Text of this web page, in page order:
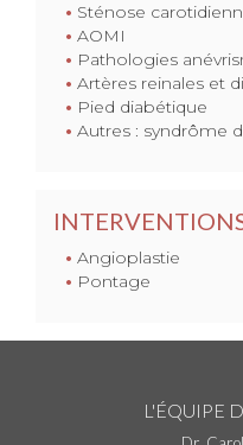
Sténose
AOMI
Pathologies
Artères reinales et
Pied diabétique
Autres : syndrôme
Angioplastie
Pontage
L'ÉQUIPE